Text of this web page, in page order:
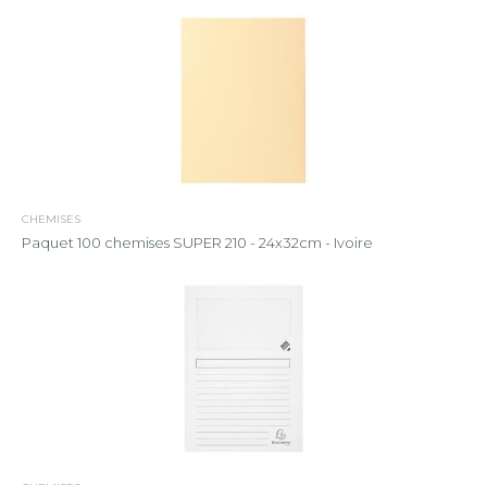
CHEMISES
Paquet 100 chemises SUPER 210 - 24x32cm - Ivoire